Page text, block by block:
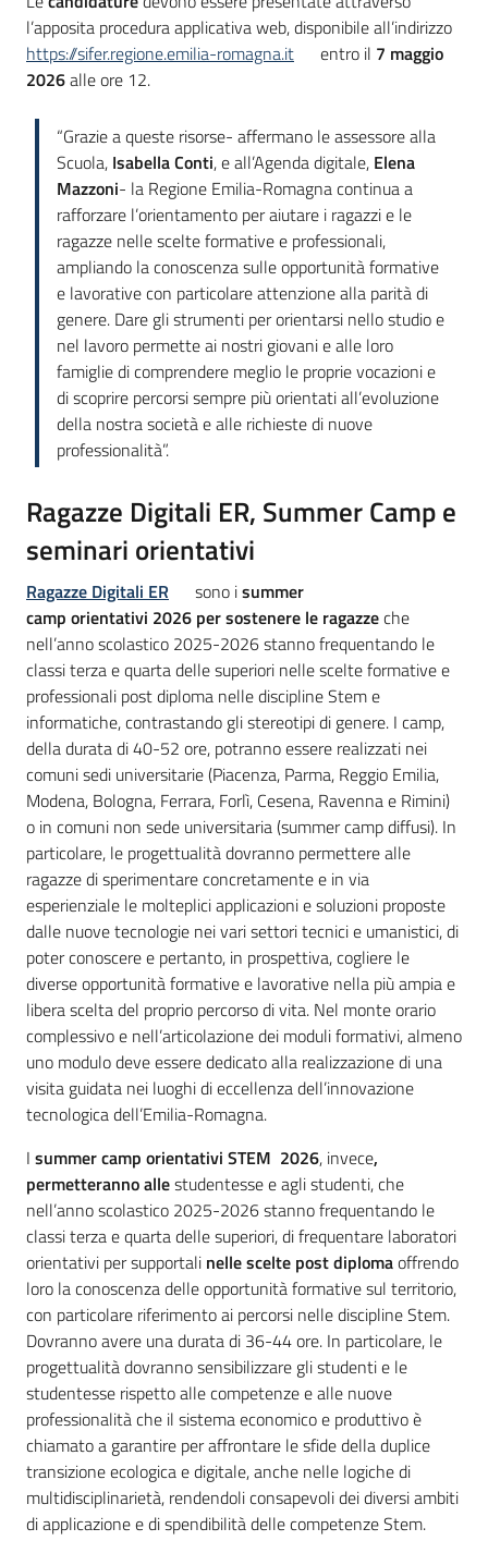
l’apposita procedura applicativa web, disponibile all’indirizzo
https://sifer.regione.emilia-romagna.it
entro il 7 maggio
2026alle ore 12.
“Grazie a queste risorse- affermano le assessore alla
Scuola, Isabella Conti, e all’Agenda digitale, Elena
Mazzoni- la Regione Emilia-Romagna continua a
rafforzare l’orientamento per aiutare i ragazzi e le
ragazze nelle scelte formative e professionali,
ampliando la conoscenza sulle opportunità formative
e lavorative con particolare attenzione alla parità di
genere. Dare gli strumenti per orientarsi nello studio e
nel lavoro permette ai nostri giovani e alle loro
famiglie di comprendere meglio le proprie vocazioni e
di scoprire percorsi sempre più orientati all’evoluzione
della nostra società e alle richieste di nuove
professionalità”.
Ragazze Digitali ER, Summer Camp e
seminari orientativi
Ragazze Digitali ER sono isummer
camp orientativi 2026 per sostenere le ragazzeche
nell’anno scolastico 2025-2026 stanno frequentando le
classi terza e quarta delle superiori nelle scelte formative e
professionali post diploma nelle discipline Stem e
informatiche, contrastando gli stereotipi di genere. I camp,
della durata di 40-52 ore, potranno essere realizzati nei
comuni sedi universitarie (Piacenza, Parma, Reggio Emilia,
Modena, Bologna, Ferrara, Forlì, Cesena, Ravenna e Rimini)
o in comuni non sede universitaria (summer camp diffusi). In
particolare, le progettualità dovranno permettere alle
ragazze di sperimentare concretamente e in via
esperienziale le molteplici applicazioni e soluzioni proposte
dalle nuove tecnologie nei vari settori tecnici e umanistici, di
poter conoscere e pertanto, in prospettiva, cogliere le
diverse opportunità formative e lavorative nella più ampia e
libera scelta del proprio percorso di vita. Nel monte orario
complessivo e nell’articolazione dei moduli formativi, almeno
uno modulo deve essere dedicato alla realizzazione di una
visita guidata nei luoghi di eccellenza dell’innovazione
tecnologica dell’Emilia-Romagna.
I summer camp orientativi STEM 2026, invece,
permetteranno allestudentesse e agli studenti, che
nell’anno scolastico 2025-2026 stanno frequentando le
classi terza e quarta delle superiori, di frequentare laboratori
orientativi per supportali nelle scelte post diplomaoffrendo
loro la conoscenza delle opportunità formative sul territorio,
con particolare riferimento ai percorsi nelle discipline Stem.
Dovranno avere una durata di 36-44 ore. In particolare, le
progettualità dovranno sensibilizzare gli studenti e le
studentesse rispetto alle competenze e alle nuove
professionalità che il sistema economico e produttivo è
chiamato a garantire per affrontare le sfide della duplice
transizione ecologica e digitale, anche nelle logiche di
multidisciplinarietà, rendendoli consapevoli dei diversi ambiti
di applicazione e di spendibilità delle competenze Stem.